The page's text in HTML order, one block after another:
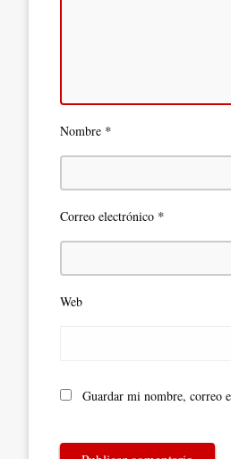
Nombre *
Correo electrónico *
Web
Guardar mi nombre, correo